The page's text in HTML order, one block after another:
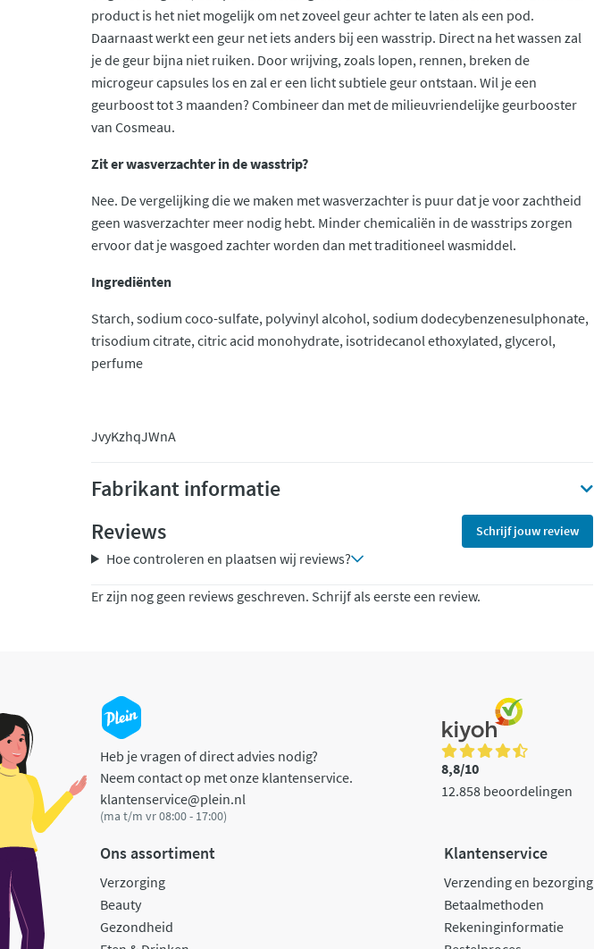
product is het niet mogelijk om net zoveel geur achter te laten als een pod.
Daarnaast werkt een geur net iets anders bij een wasstrip. Direct na het wassen zal
je de geur bijna niet ruiken. Door wrijving, zoals lopen, rennen, breken de
microgeur capsules los en zal er een licht subtiele geur ontstaan. Wil je een
geurboost tot 3 maanden? Combineer dan met de milieuvriendelijke geurbooster
van Cosmeau.
Zit er wasverzachter in de wasstrip?
Nee. De vergelijking die we maken met wasverzachter is puur dat je voor zachtheid
geen wasverzachter meer nodig hebt. Minder chemicaliën in de wasstrips zorgen
ervoor dat je wasgoed zachter worden dan met traditioneel wasmiddel.
Ingrediënten
Starch, sodium coco-sulfate, polyvinyl alcohol, sodium dodecybenzenesulphonate,
trisodium citrate, citric acid monohydrate, isotridecanol ethoxylated, glycerol,
perfume
JvyKzhqJWnA
Fabrikant informatie
Reviews
Schrijf jouw review
Hoe controleren en plaatsen wij reviews?
Er zijn nog geen reviews geschreven. Schrijf als eerste een review.
Heb je vragen of direct advies nodig?
Neem contact op met onze klantenservice.
klantenservice@plein.nl
(ma t/m vr 08:00 - 17:00)
8,8/10
12.858 beoordelingen
Ons assortiment
Verzorging
Beauty
Gezondheid
Klantenservice
Verzending en bezorging
Betaalmethoden
Rekeninginformatie